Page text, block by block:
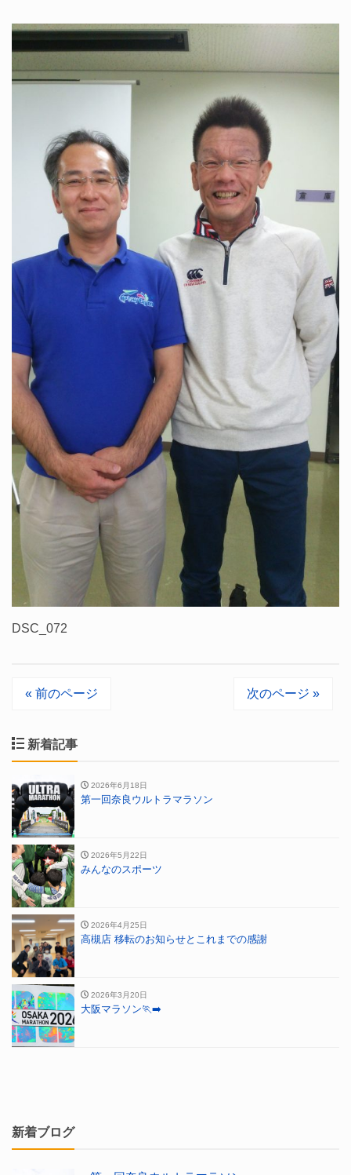
DSC_072
« 前のページ 次のページ »
新着記事
2026年6月18日
第一回奈良ウルトラマラソン
2026年5月22日
みんなのスポーツ
2026年4月25日
高槻店 移転のお知らせとこれまでの感謝
2026年3月20日
大阪マラソン🏃‍➡️
新着ブログ